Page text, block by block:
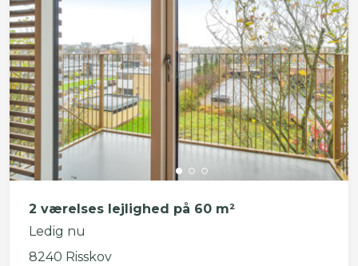
2 værelses lejlighed på 60 m²
Ledig nu
8240 Risskov